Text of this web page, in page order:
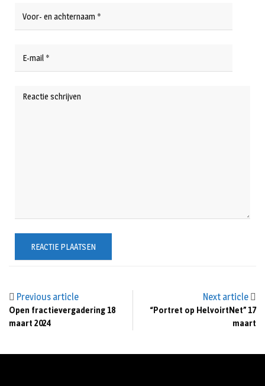
Previous article
Open fractievergadering 18
maart 2024
Next article
“Portret op HelvoirtNet” 17
maart